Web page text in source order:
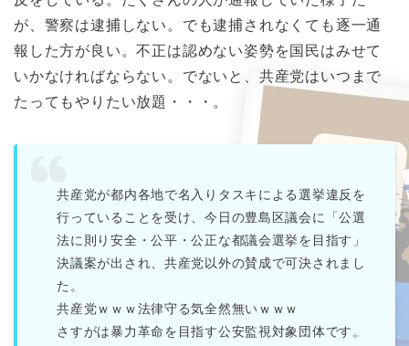
が、警察は逮捕しない。でも逮捕されなくても逐一通
報した方が良い。不正は認めない姿勢を国民はみせて
いかなければならない。でないと、共産党はいつまで
たってもやりたい放題・・・。
共産党が都内各地で名入りタスキによる選挙違反を
行っていることを受け、今日の豊島区議会に「公選
法に則り安全・公平・公正な都議会選挙を目指す」
決議案が出され、共産党以外の賛成で可決されまし
た。
共産党ｗｗｗ法律守る気全然無いｗｗｗ
さすがは暴力革命を目指す公安監視対象団体です。